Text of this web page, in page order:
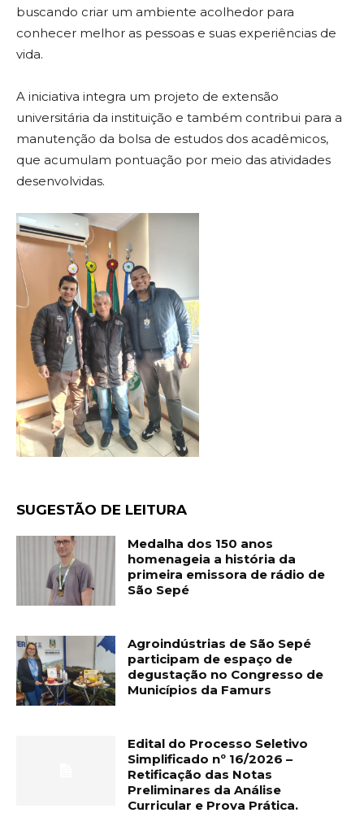
buscando criar um ambiente acolhedor para
conhecer melhor as pessoas e suas experiências de
vida.
A iniciativa integra um projeto de extensão
universitária da instituição e também contribui para a
manutenção da bolsa de estudos dos acadêmicos,
que acumulam pontuação por meio das atividades
desenvolvidas.
SUGESTÃO DE LEITURA
Medalha dos 150 anos
homenageia a história da
primeira emissora de rádio de
São Sepé
Agroindústrias de São Sepé
participam de espaço de
degustação no Congresso de
Municípios da Famurs
Edital do Processo Seletivo
Simplificado nº 16/2026 –
Retificação das Notas
Preliminares da Análise
Curricular e Prova Prática.